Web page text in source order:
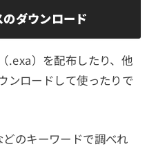
ダウンロード
.exa）を配布したり、他
ンロードして使ったりで
のキーワードで調べれ